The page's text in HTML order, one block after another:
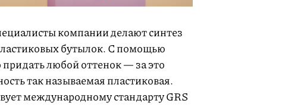
компании делают синтез
бутылок. С помощью
любой оттенок — за это
так называемая пластиковая.
международному стандарту GRS